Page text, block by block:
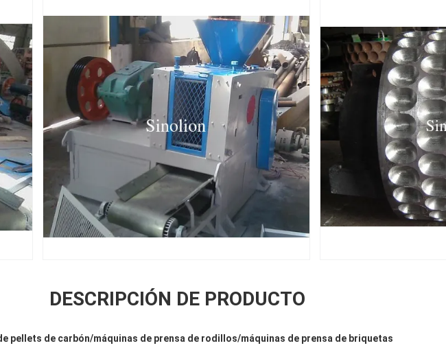
DESCRIPCIÓN DE PRODUCTO
pellets de carbón/máquinas de prensa de rodillos/máquinas de prensa de briquetas